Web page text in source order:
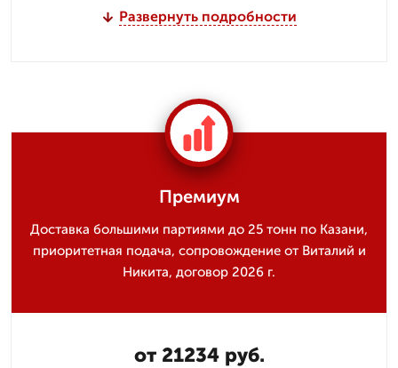
Развернуть подробности
Премиум
Доставка большими партиями до 25 тонн по Казани,
приоритетная подача, сопровождение от Виталий и
Никита, договор 2026 г.
от 21234 руб.